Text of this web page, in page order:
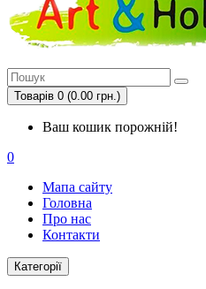
Товарів 0 (0.00 грн.)
Ваш кошик порожній!
0
Мапа сайту
Головна
Про нас
Контакти
Категорії